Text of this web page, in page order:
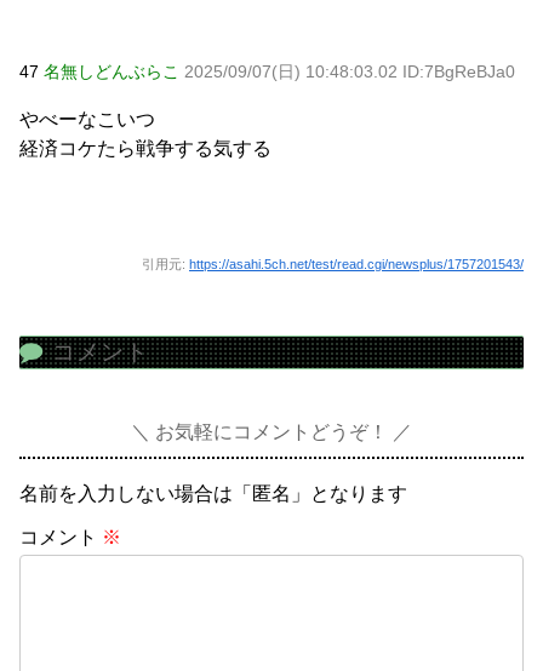
47 名無しどんぶらこ 2025/09/07(日) 10:48:03.02 ID:7BgReBJa0
やべーなこいつ
経済コケたら戦争する気する
引用元: https://asahi.5ch.net/test/read.cgi/newsplus/1757201543/
コメント
お気軽にコメントどうぞ！
名前を入力しない場合は「匿名」となります
コメント ※